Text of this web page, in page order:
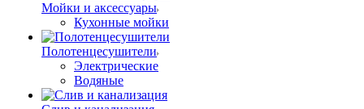
Мойки и аксессуары
Кухонные мойки
Полотенцесушители
Электрические
Водяные